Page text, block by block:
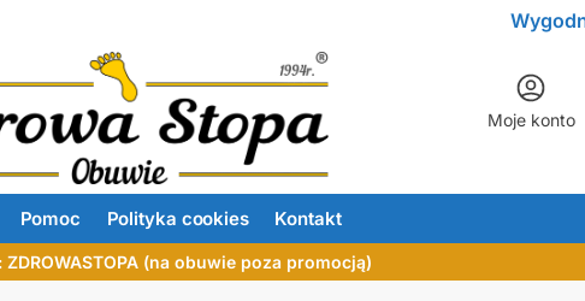
Moje konto
Pomoc Polityka cookies Kontakt
ZDROWASTOPA (na obuwie poza promocją)